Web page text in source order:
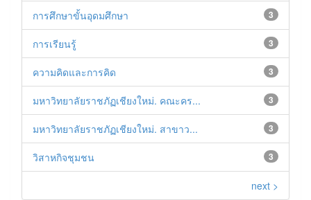
3
การศึกษาขั้นอุดมศึกษา
3
การเรียนรู้
3
ความคิดและการคิด
3
มหาวิทยาลัยราชภัฏเชียงใหม่. คณะคร...
3
มหาวิทยาลัยราชภัฏเชียงใหม่. สาขาว...
3
วิสาหกิจชุมชน
next >